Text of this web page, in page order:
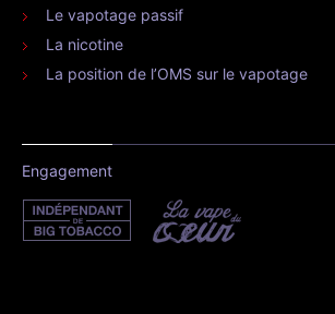
Le vapotage passif
La nicotine
La position de l’OMS sur le vapotage
Engagement